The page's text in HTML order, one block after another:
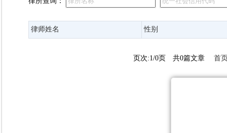
律师姓名 性别
页次:1/0页 共0篇文章 首